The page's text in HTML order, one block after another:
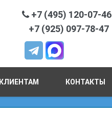
+7 (495) 120-07-46
+7 (925) 097-78-47
КЛИЕНТАМ КОНТАКТЫ